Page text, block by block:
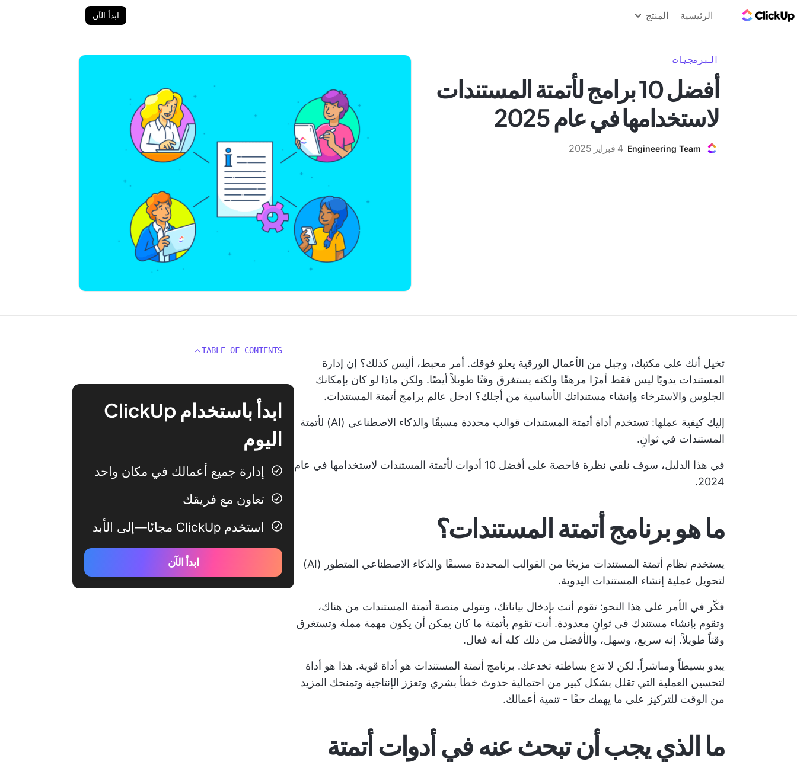
الرئيسية المنتج ابدأ الآن
البرمجيات
أفضل 10 برامج لأتمتة المستندات
لاستخدامها في عام 2025
Engineering Team 4 فبراير 2025
تخيل أنك على مكتبك، وجبل من الأعمال الورقية يعلو فوقك. أمر محبط، أليس كذلك؟ إن إدارة
المستندات يدويًا ليس فقط أمرًا مرهقًا ولكنه يستغرق وقتًا طويلاً أيضًا. ولكن ماذا لو كان بإمكانك
الجلوس والاسترخاء وإنشاء مستنداتك الأساسية من أجلك؟ ادخل عالم برامج أتمتة المستندات.
إليك كيفية عملها: تستخدم أداة أتمتة المستندات قوالب محددة مسبقًا والذكاء الاصطناعي (AI) لأتمتة
المستندات في ثوانٍ.
في هذا الدليل، سوف نلقي نظرة فاحصة على أفضل 10 أدوات لأتمتة المستندات لاستخدامها في عام
2024.
ما هو برنامج أتمتة المستندات؟
يستخدم نظام أتمتة المستندات مزيجًا من القوالب المحددة مسبقًا والذكاء الاصطناعي المتطور (AI)
لتحويل عملية إنشاء المستندات اليدوية.
فكّر في الأمر على هذا النحو: تقوم أنت بإدخال بياناتك، وتتولى منصة أتمتة المستندات من هناك،
وتقوم بإنشاء مستندك في ثوانٍ معدودة. أنت تقوم بأتمتة ما كان يمكن أن يكون مهمة مملة وتستغرق
وقتاً طويلاً. إنه سريع، وسهل، والأفضل من ذلك كله أنه فعال.
يبدو بسيطاً ومباشراً. لكن لا تدع بساطته تخدعك. برنامج أتمتة المستندات هو أداة قوية. هذا هو أداة
لتحسين العملية التي تقلل بشكل كبير من احتمالية حدوث خطأ بشري وتعزز الإنتاجية وتمنحك المزيد
من الوقت للتركيز على ما يهمك حقًا - تنمية أعمالك.
ما الذي يجب أن تبحث عنه في أدوات أتمتة
TABLE OF CONTENTS
ابدأ باستخدام ClickUp
اليوم
إدارة جميع أعمالك في مكان واحد
تعاون مع فريقك
استخدم ClickUp مجانًا—إلى الأبد
ابدأ الآن